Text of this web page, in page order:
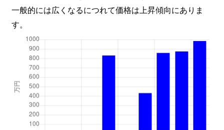
一般的には広くなるにつれて価格は上昇傾向にありま
す。